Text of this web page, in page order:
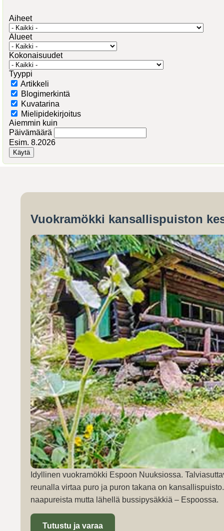
Aiheet
Alueet
Kokonaisuudet
Tyyppi
Artikkeli
Blogimerkintä
Kuvatarina
Mielipidekirjoitus
Aiemmin kuin
Päivämäärä
Esim. 8.2026
Vuokramökki kansallispuiston
Idyllinen vuokramökki Espoon Nuuksiossa.
reunalla virtaa puro ja puron takana on
naapureista mutta lähellä bussipysäkkiä – Espoossa.
Tutustu ja varaa